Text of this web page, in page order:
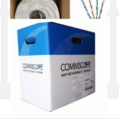
Cáp mạng AMPLX Cat 5e
Mua ngay